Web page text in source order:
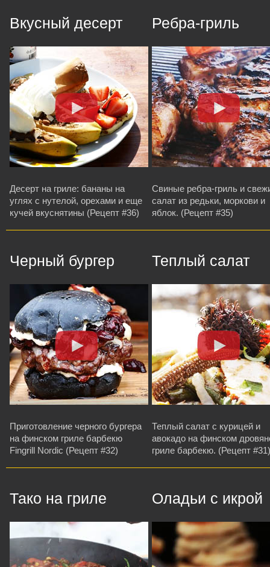
Вкусный десерт
Десерт на гриле: бананы на
углях с нутелой, орехами и еще
кучей вкуснятины (Рецепт #36)
Ребра-гриль
Свиные ребра-гриль и
салат из редьки, моркови и
яблок. (Рецепт #35)
Черный бургер
Приготовление черного бургера
на финском гриле барбекю
Fingrill Nordic (Рецепт #32)
Теплый салат
Теплый салат с курицей и
авокадо на финском
гриле барбекю. (Рецепт #31)
Тако на гриле Оладьи с икрой